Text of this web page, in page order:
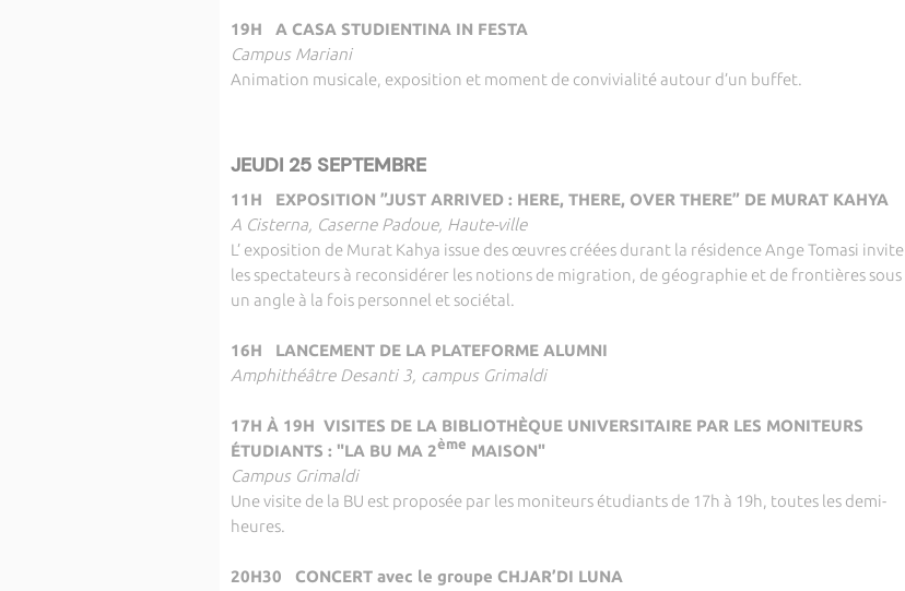
19H A CASA STUDIENTINA IN FESTA
Campus Mariani
Animation musicale, exposition et moment de convivialité autour d’un buffet.
JEUDI 25 SEPTEMBRE
11H EXPOSITION ”JUST ARRIVED : HERE, THERE, OVER THERE” DE MURAT KAHYA
A Cisterna, Caserne Padoue, Haute-ville
L’ exposition de Murat Kahya issue des œuvres créées durant la résidence Ange Tomasi invite
les spectateurs à reconsidérer les notions de migration, de géographie et de frontières sous
un angle à la fois personnel et sociétal.
16H LANCEMENT DE LA PLATEFORME ALUMNI
Amphithéâtre Desanti 3, campus Grimaldi
17H À 19H VISITES DE LA BIBLIOTHÈQUE UNIVERSITAIRE PAR LES MONITEURS
ÉTUDIANTS : "LA BU MA 2ème MAISON"
Campus Grimaldi
Une visite de la BU est proposée par les moniteurs étudiants de 17h à 19h, toutes les demi-
heures.
20H30 CONCERT avec le groupe CHJAR’DI LUNA